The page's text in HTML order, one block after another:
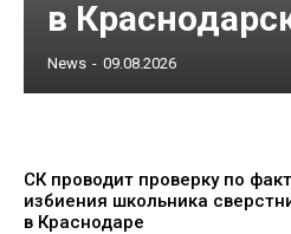
в
News - 09.08.2026
СК проводит проверку по
избиения школьника
в Краснодаре